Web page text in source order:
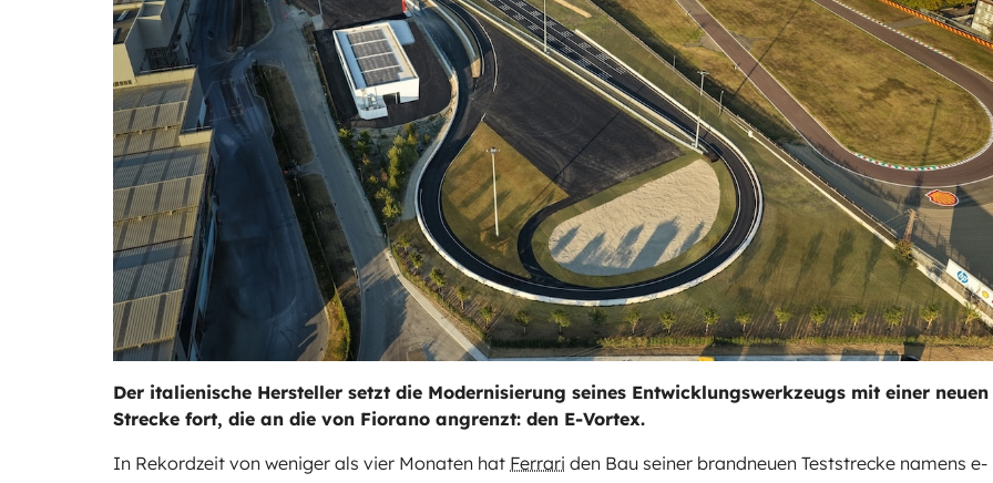
Der italienische Hersteller setzt die Modernisierung seines Entwicklungswerkzeugs mit einer neuen
Strecke fort, die an die von Fiorano angrenzt: den E-Vortex.
In Rekordzeit von weniger als vier Monaten hat Ferrari den Bau seiner brandneuen Teststrecke namens e-